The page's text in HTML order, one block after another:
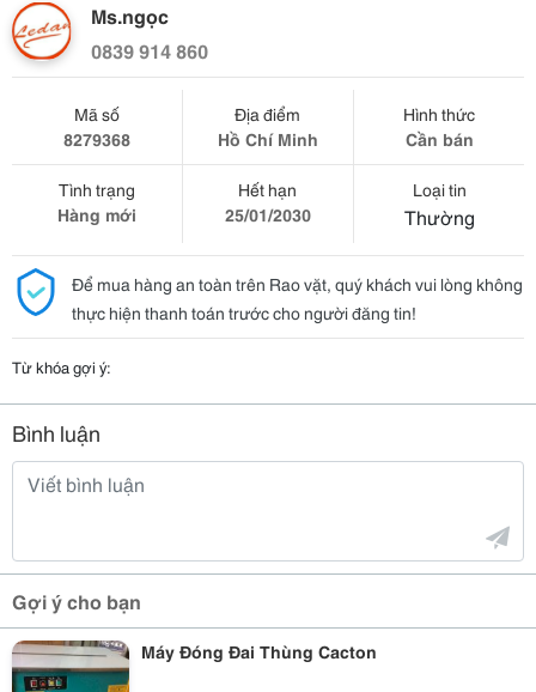
Ms.ngọc
0839 914 860
Mã số
8279368
Địa điểm
Hồ Chí Minh
Hình thức
Cần bán
Tình trạng
Hàng mới
Hết hạn
25/01/2030
Loại tin
Thường
Để mua hàng an toàn trên Rao vặt, quý khách vui lòng không
thực hiện thanh toán trước cho người đăng tin!
Từ khóa gợi ý:
Bình luận
Gợi ý cho bạn
Máy Đóng Đai Thùng Cacton